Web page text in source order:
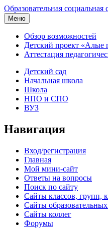
Образовательная социальная
Меню
Обзор возможностей
Детский проект «Алые
Аттестация
Детский сад
Начальная школа
Школа
НПО и СПО
ВУЗ
Навигация
Вход/регистрация
Главная
Мой мини-сайт
Ответы на вопросы
Поиск по сайту
Сайты классов, групп,
Сайты
Сайты коллег
Форумы